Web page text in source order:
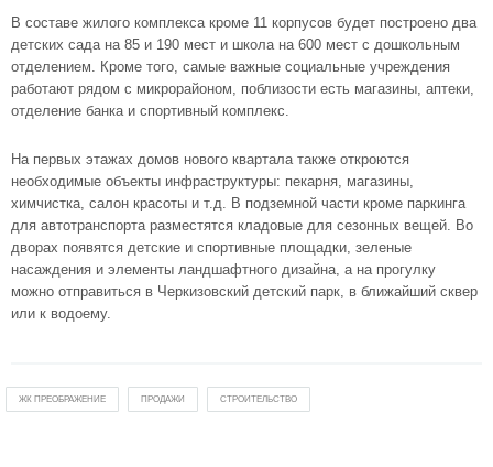
В составе жилого комплекса кроме 11 корпусов будет построено два
детских сада на 85 и 190 мест и школа на 600 мест с дошкольным
отделением. Кроме того, самые важные социальные учреждения
работают рядом с микрорайоном, поблизости есть магазины, аптеки,
отделение банка и спортивный комплекс.
На первых этажах домов нового квартала также откроются
необходимые объекты инфраструктуры: пекарня, магазины,
химчистка, салон красоты и т.д. В подземной части кроме паркинга
для автотранспорта разместятся кладовые для сезонных вещей. Во
дворах появятся детские и спортивные площадки, зеленые
насаждения и элементы ландшафтного дизайна, а на прогулку
можно отправиться в Черкизовский детский парк, в ближайший сквер
или к водоему.
ЖК ПРЕОБРАЖЕНИЕ ПРОДАЖИ СТРОИТЕЛЬСТВО